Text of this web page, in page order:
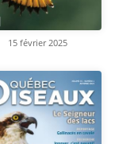
15 février 2025